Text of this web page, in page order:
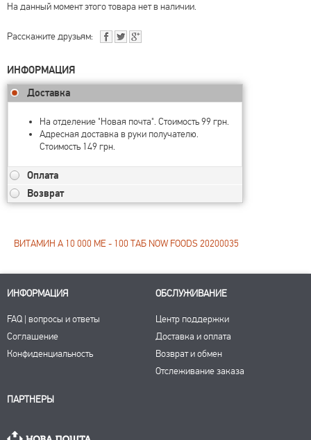
На данный момент этого товара нет в наличии.
Расскажите друзьям:
ИНФОРМАЦИЯ
Доставка
На отделение "Новая почта". Стоимость 99 грн.
Адресная доставка в руки получателю.
Стоимость 149 грн.
Оплата
Возврат
ВИТАМИН A 10 000 МЕ - 100 ТАБ NOW FOODS 20200035
ИНФОРМАЦИЯ
FAQ | вопросы и ответы
Соглашение
Конфиденциальность
ОБСЛУЖИВАНИЕ
Центр поддержки
Доставка и оплата
Возврат и обмен
Отслеживание заказа
ПАРТНЕРЫ